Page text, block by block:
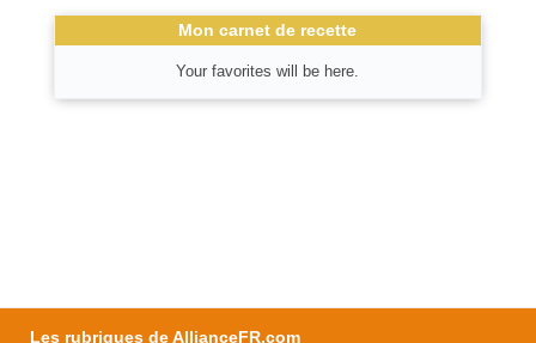
Mon carnet de recette
Your favorites will be here.
Les rubriques de AllianceFR.com